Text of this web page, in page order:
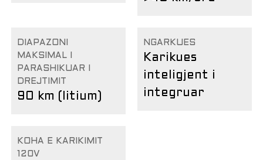
DIAPAZONI
MAKSIMAL I
PARASHIKUAR I
DREJTIMIT
90 km (litium)
NGARKUES
Karikues
inteligjent i
integruar
KOHA E KARIKIMIT
120V